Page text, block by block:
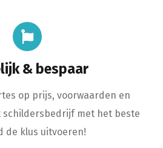
& bespaar
op prijs, voorwaarden en
schildersbedrijf met het beste
de klus uitvoeren!